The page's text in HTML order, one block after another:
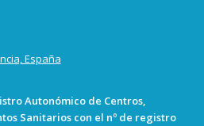
España
Autonómico de Centros,
Sanitarios con el nº de registro